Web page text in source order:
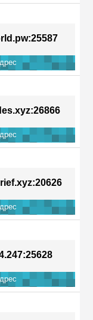
:25587
:26866
:20626
:25628